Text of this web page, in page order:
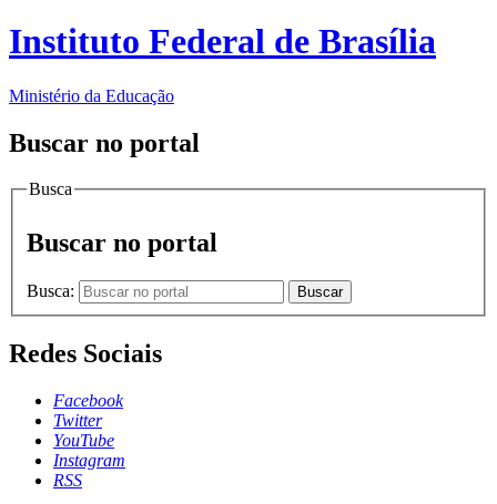
Instituto Federal de Brasília
Ministério da Educação
Buscar no portal
Busca
Buscar no portal
Busca: Buscar
Redes Sociais
Facebook
Twitter
YouTube
Instagram
RSS